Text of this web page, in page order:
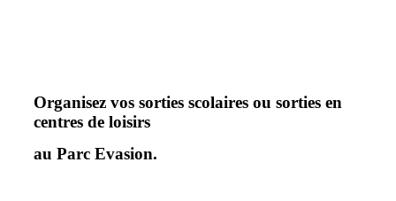
Organisez vos sorties scolaires ou sorties en
centres de loisirs
au Parc Evasion.